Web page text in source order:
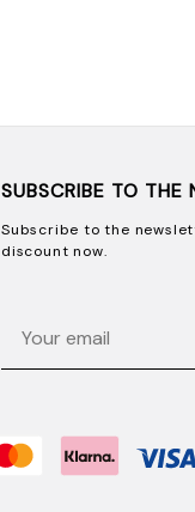
SUBSCRIBE TO THE
Subscribe to the
discount now.